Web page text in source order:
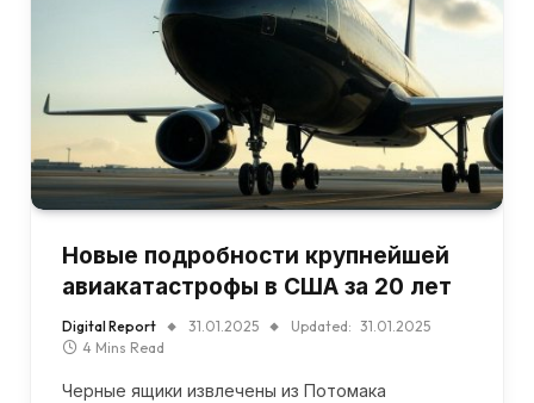
Новые подробности крупнейшей
авиакатастрофы в США за 20 лет
Digital Report 31.01.2025 Updated: 31.01.2025
4 Mins Read
Черные ящики извлечены из Потомака